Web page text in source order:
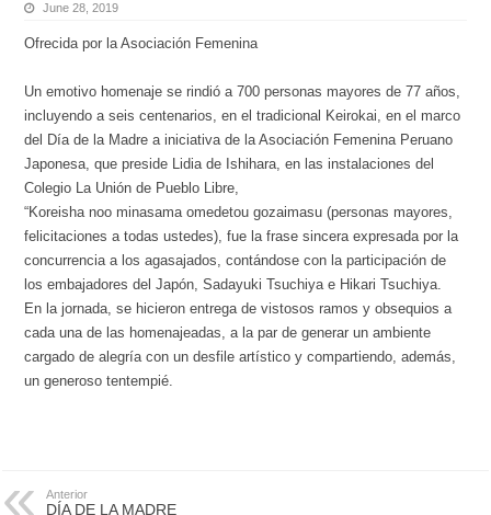
June 28, 2019
Ofrecida por la Asociación Femenina
Un emotivo homenaje se rindió a 700 personas mayores de 77 años,
incluyendo a seis centenarios, en el tradicional Keirokai, en el marco
del Día de la Madre a iniciativa de la Asociación Femenina Peruano
Japonesa, que preside Lidia de Ishihara, en las instalaciones del
Colegio La Unión de Pueblo Libre,
“Koreisha noo minasama omedetou gozaimasu (personas mayores,
felicitaciones a todas ustedes), fue la frase sincera expresada por la
concurrencia a los agasajados, contándose con la participación de
los embajadores del Japón, Sadayuki Tsuchiya e Hikari Tsuchiya.
En la jornada, se hicieron entrega de vistosos ramos y obsequios a
cada una de las homenajeadas, a la par de generar un ambiente
cargado de alegría con un desfile artístico y compartiendo, además,
un generoso tentempié.
Anterior
DÍA DE LA MADRE